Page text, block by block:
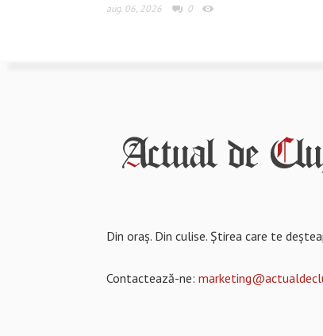
aug. 06, 2026 0
Din oraș. Din culise. Știrea care te
Contactează-ne: